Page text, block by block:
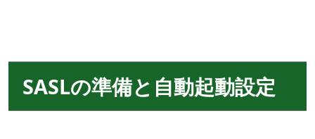
SASLの準備と自動起動設定